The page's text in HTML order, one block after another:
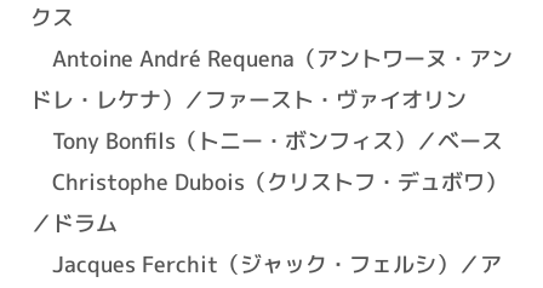
クス
Antoine André Requena（アントワーヌ・アン
ドレ・レケナ）／ファースト・ヴァイオリン
Tony Bonfils（トニー・ボンフィス）／ベース
Christophe Dubois（クリストフ・デュボワ）
／ドラム
Jacques Ferchit（ジャック・フェルシ）／ア